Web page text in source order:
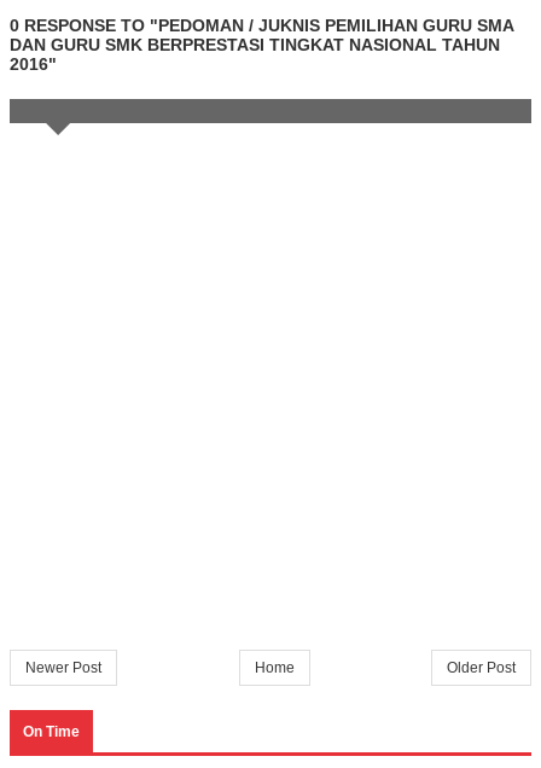
0 RESPONSE TO "PEDOMAN / JUKNIS PEMILIHAN GURU SMA
DAN GURU SMK BERPRESTASI TINGKAT NASIONAL TAHUN
2016"
Newer Post Older Post
Home
On Time